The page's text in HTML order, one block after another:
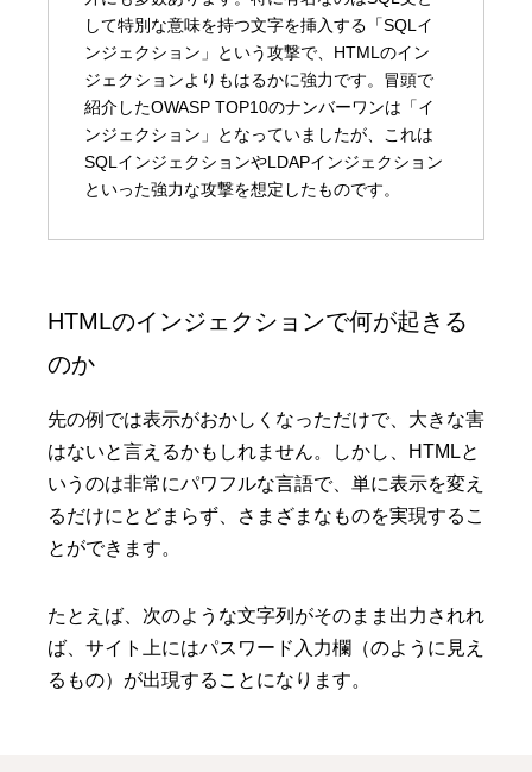
して特別な意味を持つ文字を挿入する「SQLイ
ンジェクション」という攻撃で、HTMLのイン
ジェクションよりもはるかに強力です。冒頭で
紹介したOWASP TOP10のナンバーワンは「イ
ンジェクション」となっていましたが、これは
SQLインジェクションやLDAPインジェクション
といった強力な攻撃を想定したものです。
HTMLのインジェクションで何が起きる
のか
先の例では表示がおかしくなっただけで、大きな害
はないと言えるかもしれません。しかし、HTMLと
いうのは非常にパワフルな言語で、単に表示を変え
るだけにとどまらず、さまざまなものを実現するこ
とができます。
たとえば、次のような文字列がそのまま出力されれ
ば、サイト上にはパスワード入力欄（のように見え
るもの）が出現することになります。